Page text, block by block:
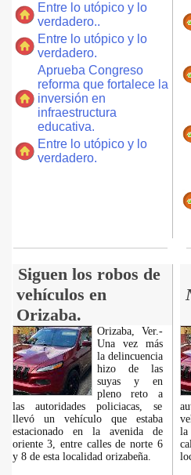
Entre lo utópico y lo
verdadero..
Entre lo utópico y lo
verdadero.
Aprueba Congreso
reforma que fortalece la
inversión en
infraestructura
educativa.
Entre lo utópico y lo
verdadero.
Siguen los robos de
vehículos en
Orizaba.
Orizaba, Ver.-
Una vez más
la delincuencia
hizo de las
suyas y en
pleno reto a
las autoridades policiacas, se
llevó un vehículo que estaba
estacionado en la avenida de
oriente 3, entre calles de norte 6
y 8 de esta localidad orizabeña.